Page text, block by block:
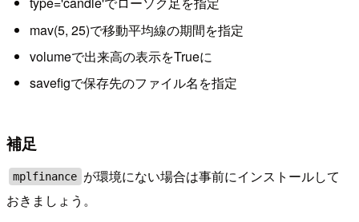
mav(5, 25)で移動平均線の期間を指定
volumeで出来高の表示をTrueに
savefigで保存先のファイル名を指定
補足
mplfinance が環境にない場合は事前にインストールして
おきましょう。